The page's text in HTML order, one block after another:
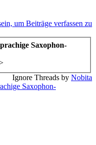
um Beiträge verfassen zu
Saxophon-
Ignore Threads by Nobita